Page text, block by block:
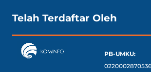
Telah Terdaftar Oleh
PB-UMKU: